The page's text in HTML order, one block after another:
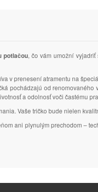
potlačou, čo vám umožní
v prenesení atramentu na
pochádzajú od renomovaného
a odolnosť voči častému
Vaše tričko bude nielen
ani plynulým prechodom –